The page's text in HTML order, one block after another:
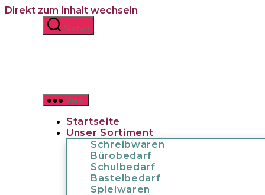
Direkt zum Inhalt wechseln
Suchen
Menü
Startseite
Unser Sortiment
Schreibwaren
Bürobedarf
Schulbedarf
Bastelbedarf
Spielwaren
Menü schließen
Bastelbedarf
Spielwaren
Bücher
Geschenkartikel
Papier und Karten
Kontakt
Über uns